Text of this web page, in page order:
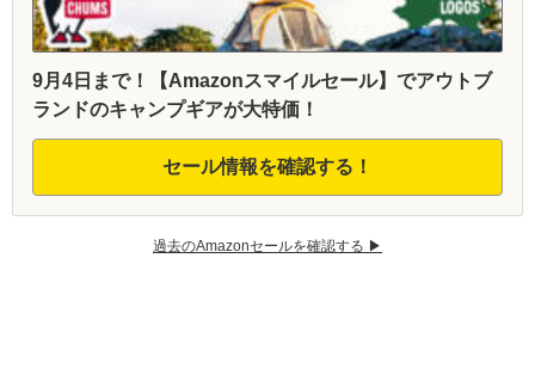
9月4日まで！【Amazonスマイルセール】でアウトブ
ランドのキャンプギアが大特価！
セール情報を確認する！
過去のAmazonセールを確認する ▶︎